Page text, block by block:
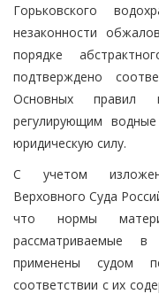
Горьковского
незаконности
порядке
подтверждено
Основных правил
регулирующим
юридическую силу.
С учетом
Верховного Суда
что нормы
рассматриваемые
применены судом
соответствии с их